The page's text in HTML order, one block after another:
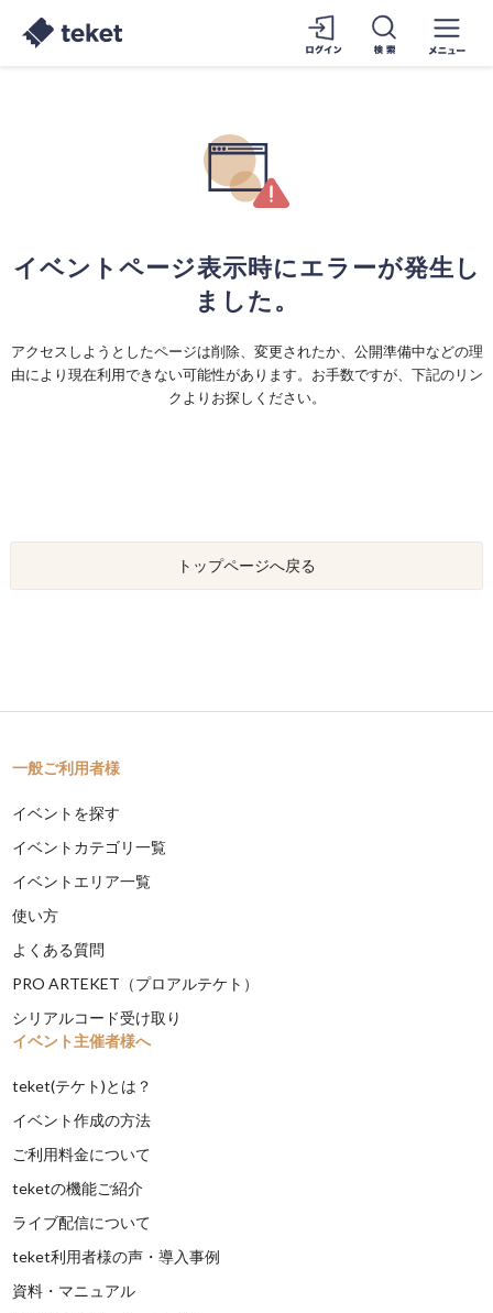
イベントページ表示時にエラーが発生し
ました。
アクセスしようとしたページは削除、変更されたか、公開準備中などの理
由により現在利用できない可能性があります。お手数ですが、下記のリン
クよりお探しください。
トップページへ戻る
一般ご利用者様
イベントを探す
イベントカテゴリ一覧
イベントエリア一覧
使い方
よくある質問
PRO ARTEKET（プロアルテケト）
シリアルコード受け取り
イベント主催者様へ
teket(テケト)とは？
イベント作成の方法
ご利用料金について
teketの機能ご紹介
ライブ配信について
teket利用者様の声・導入事例
資料・マニュアル